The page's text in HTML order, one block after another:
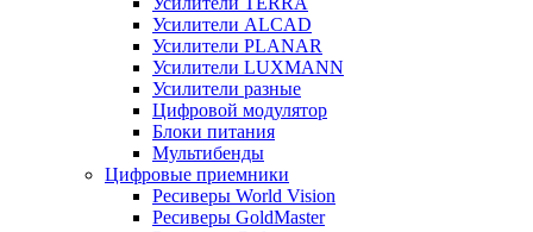
Усилители ALCAD
Усилители PLANAR
Усилители LUXMANN
Усилители разные
Цифровой модулятор
Блоки питания
Мультибенды
Цифровые приемники
Ресиверы World Vision
Ресиверы GoldMaster